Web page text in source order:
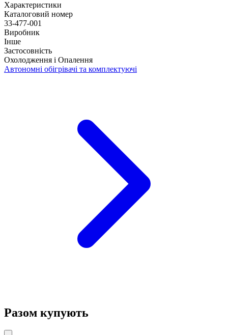
Характеристики
Каталоговий номер
33-477-001
Виробник
Інше
Застосовність
Охолодження і Опалення
Автономні обігрівачі та комплектуючі
Разом купують